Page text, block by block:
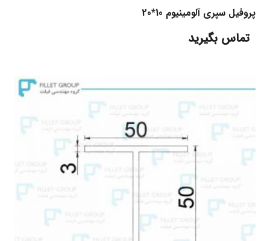
پروفیل سپری آلومینیوم 10*20
تماس بگیرید